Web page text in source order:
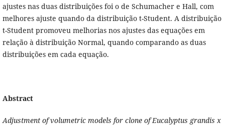
ajustes nas duas distribuições foi o de Schumacher e Hall, com
melhores ajuste quando da distribuição t-Student. A distribuição
t-Student promoveu melhorias nos ajustes das equações em
relação à distribuição Normal, quando comparando as duas
distribuições em cada equação.
Abstract
Adjustment of volumetric models for clone of Eucalyptus grandis x